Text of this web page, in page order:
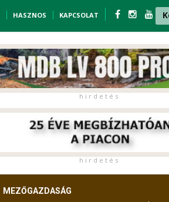
HASZNOS KAPCSOLAT
h i r d e t é s
h i r d e t é s
MEZŐGAZDASÁG